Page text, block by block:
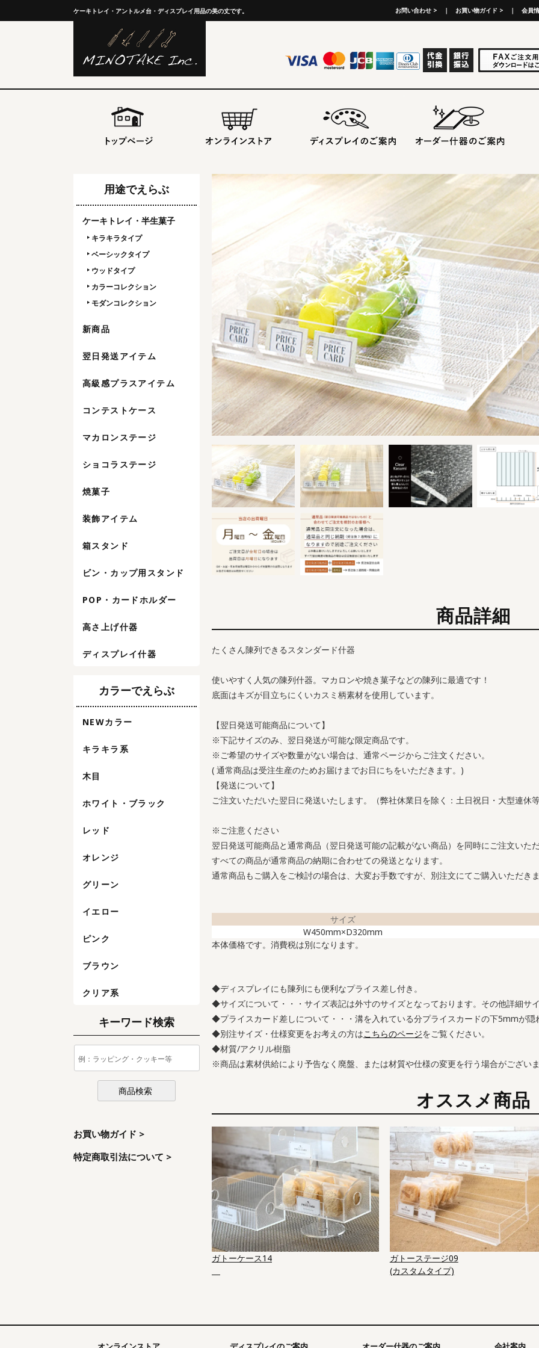
ケーキトレイ・アントルメ台・ディスプレイ用品の美の丈です。 お問い合わせ > ｜ お買い物ガイド > ｜ 会員
用途でえらぶ
ケーキトレイ・半生菓子
キラキラタイプ
ベーシックタイプ
ウッドタイプ
カラーコレクション
モダンコレクション
新商品
翌日発送アイテム
高級感プラスアイテム
コンテストケース
マカロンステージ
ショコラステージ
焼菓子
装飾アイテム
箱スタンド
ビン・カップ用スタンド
POP・カードホルダー
高さ上げ什器
ディスプレイ什器
カラーでえらぶ
NEWカラー
キラキラ系
木目
ホワイト・ブラック
レッド
オレンジ
グリーン
イエロー
ピンク
ブラウン
クリア系
キーワード検索
お買い物ガイド >
特定商取引法について >
商品詳細
たくさん陳列できるスタンダード什器
使いやすく人気の陳列什器。マカロンや焼き菓子などの陳列に最適です！
底面はキズが目立ちにくいカスミ柄素材を使用しています。
【翌日発送可能商品について】
※下記サイズのみ、翌日発送が可能な限定商品です。
※ご希望のサイズや数量がない場合は、通常ページからご注文ください。
( 通常商品は受注生産のためお届けまでお日にちをいただきます。)
【発送について】
ご注文いただいた翌日に発送いたします。（弊社休業日を除く：土日祝日・大型連休
※ご注意ください
翌日発送可能商品と通常商品（翌日発送可能の記載がない商品）を同時にご注文いた
すべての商品が通常商品の納期に合わせての発送となります。
通常商品もご購入をご検討の場合は、大変お手数ですが、別注文にてご購入いただき
サイズ
W450mm×D320mm
本体価格です。消費税は別になります。
◆ディスプレイにも陳列にも便利なプライス差し付き。
◆サイズについて・・・サイズ表記は外寸のサイズとなっております。その他詳細サ
◆プライスカード差しについて・・・溝を入れている分プライスカードの下5mmが隠
◆別注サイズ・仕様変更をお考えの方はこちらのページをご覧ください。
◆材質/アクリル樹脂
※商品は素材供給により予告なく廃盤、または材質や仕様の変更を行う場合がござい
オススメ商品
ガトーケース14
ガトーステージ09
(カスタムタイプ)